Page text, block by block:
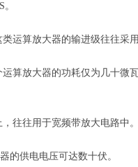
运算放大器的输进级往往采用
算放大器的功耗仅为几十微
往往用于宽频带放大电路中。
的供电电压可达数十伏。